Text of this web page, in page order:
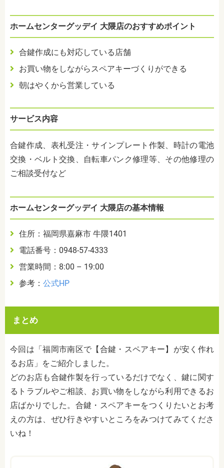
ホームセンターグッデイ 大隈店のおすすめポイント
合鍵作成にも対応している店舗
お買い物をしながらスペアキーづくりができる
朝はやくから営業している
サービス内容
合鍵作成、表札受注・サインプレート作製、時計の電池
交換・ベルト交換、自転車パンク修理等、その他修理の
ご相談受付など
ホームセンターグッデイ 大隈店の基本情報
住所：福岡県嘉麻市 牛隈1401
電話番号：0948-57-4333
営業時間：8:00 – 19:00
参考： 公式HP
まとめ
今回は「福岡市南区で【合鍵・スペアキー】が安く作れ
るお店」をご紹介しました。
どのお店も合鍵作製を行っているだけでなく、鍵に関す
るトラブルやご相談、お買い物をしながら利用できるお
店ばかりでした。合鍵・スペアキーをつくりたいとお考
えの方は、ぜひ行きやすいところをみつけてみてくださ
いね！